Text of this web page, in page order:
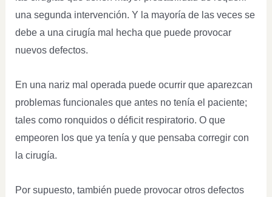
una segunda intervención. Y la mayoría de las veces se
debe a una cirugía mal hecha que puede provocar
nuevos defectos.
En una nariz mal operada puede ocurrir que aparezcan
problemas funcionales que antes no tenía el paciente;
tales como ronquidos o déficit respiratorio. O que
empeoren los que ya tenía y que pensaba corregir con
la cirugía.
Por supuesto, también puede provocar otros defectos